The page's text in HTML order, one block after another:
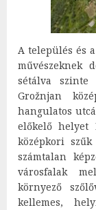
A település és
művészeknek
sétálva
Grožnjan
hangulatos
előkelő helyet
középkori
számtalan
városfalak
környező
kellemes,